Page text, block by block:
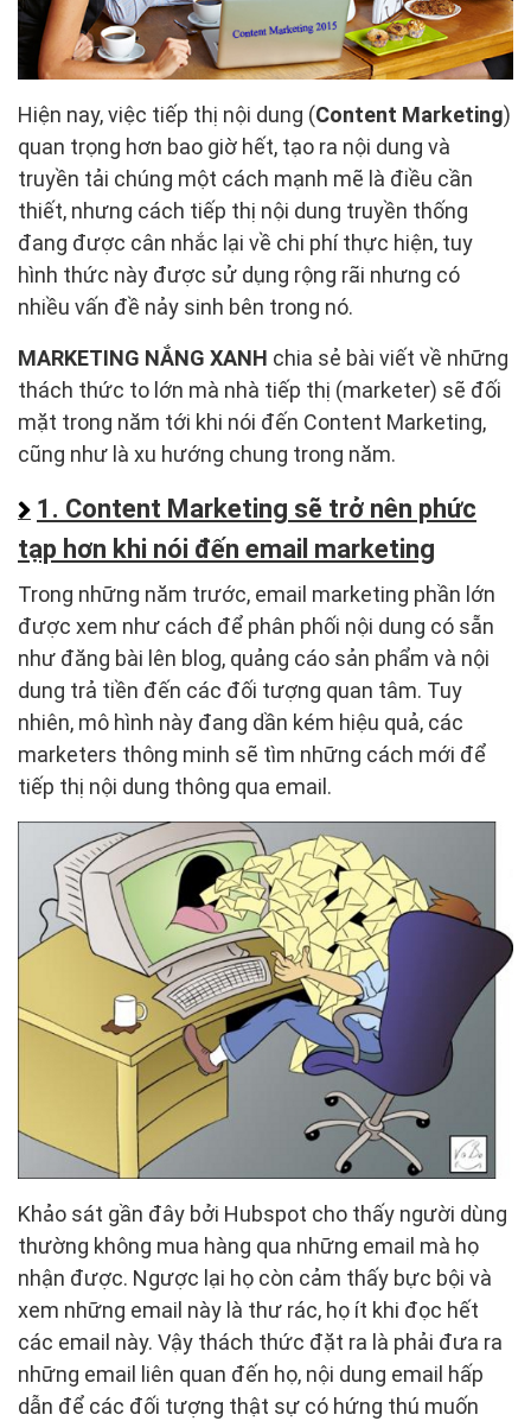
Hiện nay, việc tiếp thị nội dung (Content Marketing)
quan trọng hơn bao giờ hết, tạo ra nội dung và
truyền tải chúng một cách mạnh mẽ là điều cần
thiết, nhưng cách tiếp thị nội dung truyền thống
đang được cân nhắc lại về chi phí thực hiện, tuy
hình thức này được sử dụng rộng rãi nhưng có
nhiều vấn đề nảy sinh bên trong nó.
MARKETING NẮNG XANH chia sẻ bài viết về những
thách thức to lớn mà nhà tiếp thị (marketer) sẽ đối
mặt trong năm tới khi nói đến Content Marketing,
cũng như là xu hướng chung trong năm.
1. Content Marketing sẽ trở nên phức
tạp hơn khi nói đến email marketing
Trong những năm trước, email marketing phần lớn
được xem như cách để phân phối nội dung có sẵn
như đăng bài lên blog, quảng cáo sản phẩm và nội
dung trả tiền đến các đối tượng quan tâm. Tuy
nhiên, mô hình này đang dần kém hiệu quả, các
marketers thông minh sẽ tìm những cách mới để
tiếp thị nội dung thông qua email.
Khảo sát gần đây bởi Hubspot cho thấy người dùng
thường không mua hàng qua những email mà họ
nhận được. Ngược lại họ còn cảm thấy bực bội và
xem những email này là thư rác, họ ít khi đọc hết
các email này. Vậy thách thức đặt ra là phải đưa ra
những email liên quan đến họ, nội dung email hấp
dẫn để các đối tượng thật sự có hứng thú muốn